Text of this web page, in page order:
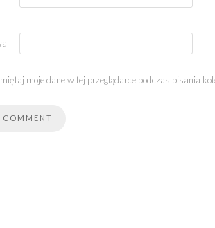
moje dane w tej przeglądarce podczas pisania